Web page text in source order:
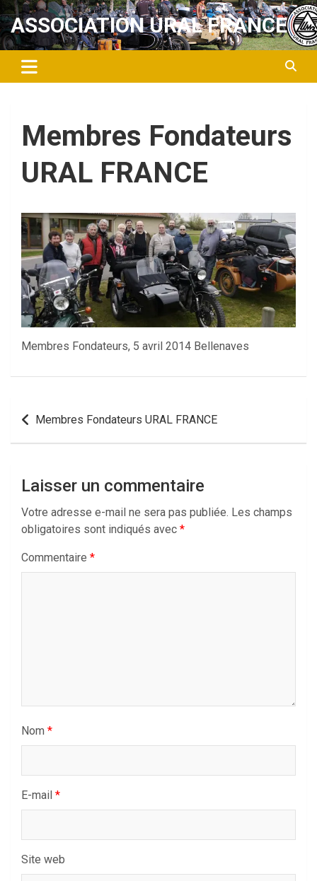
Aller
au
contenu
ASSOCIATION URAL FRANCE
Membres Fondateurs
URAL FRANCE
Membres Fondateurs, 5 avril 2014 Bellenaves
Navigation
Membres Fondateurs URAL FRANCE
Laisser un commentaire
Votre adresse e-mail ne sera pas publiée. Les champs
obligatoires sont indiqués avec *
Commentaire *
Nom *
E-mail *
Site web